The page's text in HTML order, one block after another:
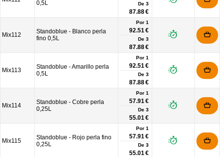
0,5L De 3
87.88 €
Mix112
Standoblue - Blanco perla
fino 0,5L
Por 1
92.51 €
De 3
87.88 €
Mix113
Standoblue - Amarillo perla
0,5L
Por 1
92.51 €
De 3
87.88 €
Mix114
Standoblue - Cobre perla
0,25L
Por 1
57.91 €
De 3
55.01 €
Mix115
Standoblue - Rojo perla fino
0,25L
Por 1
57.91 €
De 3
55.01 €